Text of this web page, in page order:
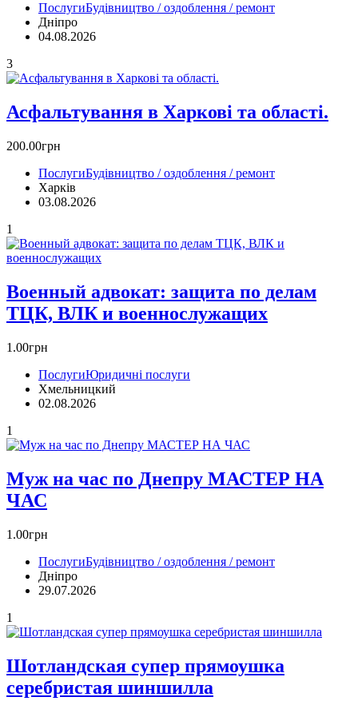
ПослугиБудівництво / оздоблення / ремонт
Дніпро
04.08.2026
3
Асфальтування в Харкові та області.
200.00грн
ПослугиБудівництво / оздоблення / ремонт
Харків
03.08.2026
1
Военный адвокат: защита по делам
ТЦК, ВЛК и военнослужащих
1.00грн
ПослугиЮридичні послуги
Хмельницкий
02.08.2026
1
Муж на час по Днепру МАСТЕР НА
ЧАС
1.00грн
ПослугиБудівництво / оздоблення / ремонт
Дніпро
29.07.2026
1
Шотландская супер прямоушка
серебристая шиншилла